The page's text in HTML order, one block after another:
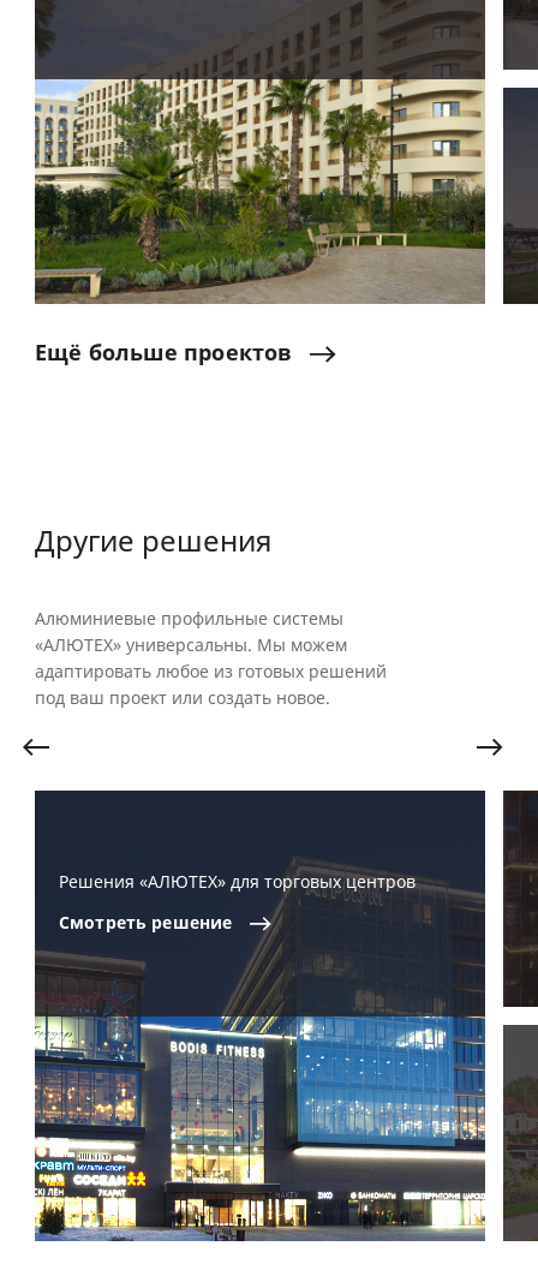
Ещё больше проектов
Другие решения
Алюминиевые профильные системы
«АЛЮТЕХ» универсальны. Мы можем
адаптировать любое из готовых решений
под ваш проект или создать новое.
Решения «АЛЮТЕХ» для торговых центров
Смотреть решение